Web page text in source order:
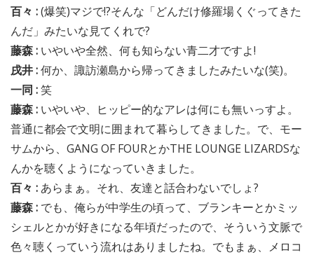
百々 :(爆笑)マジで!?そんな「どんだけ修羅場くぐってきた
んだ」みたいな見てくれで?
藤森 : いやいや全然、何も知らない青二才ですよ!
戌井 :何か、諏訪瀬島から帰ってきましたみたいな(笑)。
一同 :笑
藤森 : いやいや、ヒッピー的なアレは何にも無いっすよ。
普通に都会で文明に囲まれて暮らしてきました。で、モー
サムから、GANG OF FOURとかTHE LOUNGE LIZARDSな
んかを聴くようになっていきました。
百々 : あらまぁ。それ、友達と話合わないでしょ?
藤森 : でも、俺らが中学生の頃って、ブランキーとかミッ
シェルとかが好きになる年頃だったので、そういう文脈で
色々聴くっていう流れはありましたね。でもまぁ、メロコ